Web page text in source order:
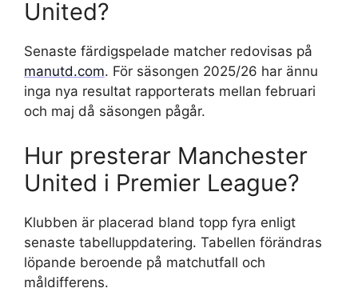
United?
Senaste färdigspelade matcher redovisas på
manutd.com. För säsongen 2025/26 har ännu
inga nya resultat rapporterats mellan februari
och maj då säsongen pågår.
Hur presterar Manchester
United i Premier League?
Klubben är placerad bland topp fyra enligt
senaste tabelluppdatering. Tabellen förändras
löpande beroende på matchutfall och
måldifferens.